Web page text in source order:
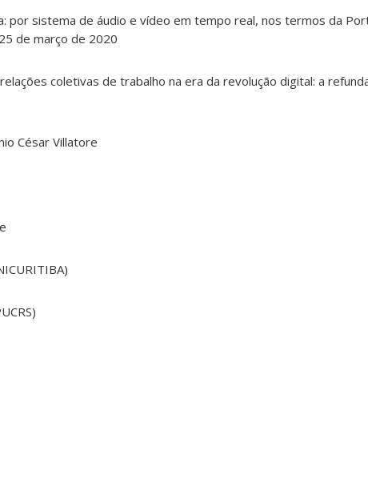
por sistema de áudio e vídeo em tempo real, nos termos da
de março de 2020
coletivas de trabalho na era da revolução digital: a
César Villatore